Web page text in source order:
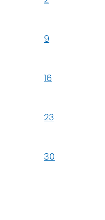
9
16
23
30